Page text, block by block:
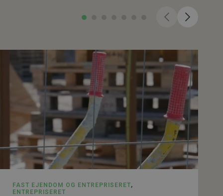
FAST EJENDOM OG ENTREPRISERET,
ENTREPRISERET